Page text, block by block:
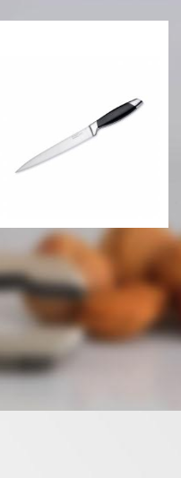
Нож Berghoff Coda для
мяса, 20 см
433 грн